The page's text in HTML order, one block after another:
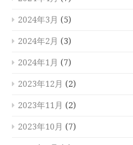
2024年3月 (5)
2024年2月 (3)
2024年1月 (7)
2023年12月 (2)
2023年11月 (2)
2023年10月 (7)